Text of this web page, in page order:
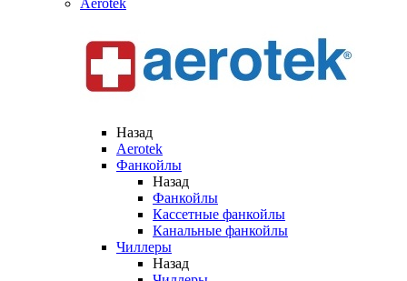
Aerotek
Назад
Aerotek
Фанкойлы
Назад
Фанкойлы
Кассетные фанкойлы
Канальные фанкойлы
Чиллеры
Назад